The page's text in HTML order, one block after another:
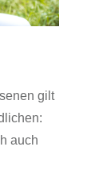
gilt
auch